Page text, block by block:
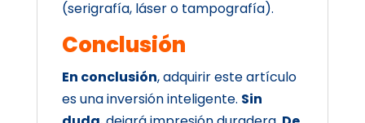
(serigrafía, láser o tampografía).
Conclusión
En conclusión, adquirir este artículo
es una inversión inteligente. Sin